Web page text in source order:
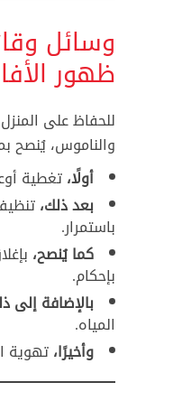
وسائل
ظهور
للحفاظ على
والناموس، يُنصح
أولًا،تغطية
بعد ذلك،
باستمرار.
كما يُنصح،
بإحكام.
بالإضافة إلى
المياه.
وأخيرًا،تهوية